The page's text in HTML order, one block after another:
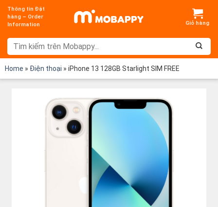
Chuyển
đến
dung
Thông tin Đặt
hàng – Order
Information
Home » Điện thoại » iPhone 13 128GB Starlight SIM FREE